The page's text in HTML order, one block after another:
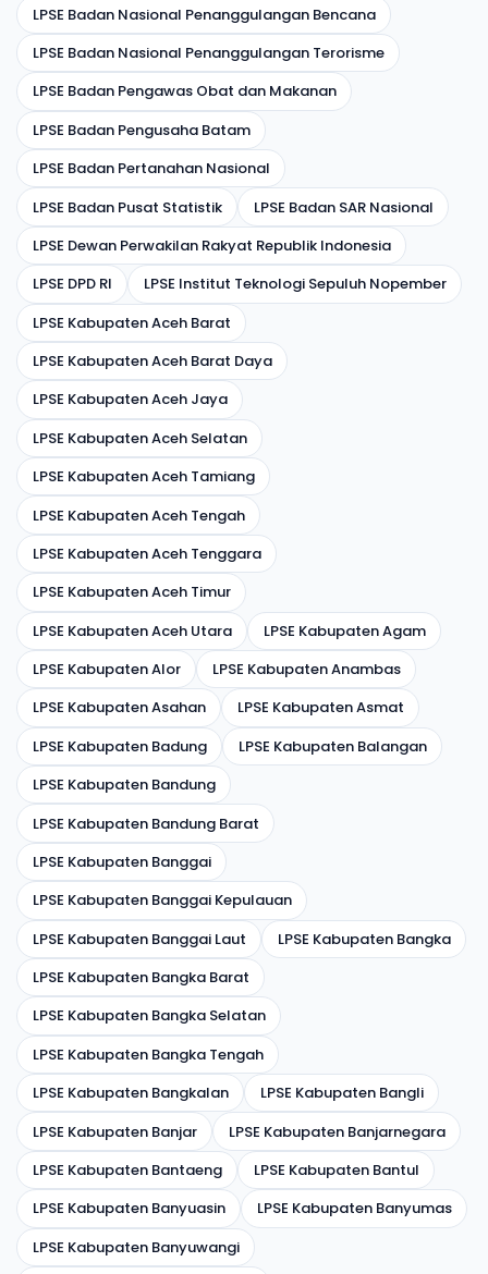
LPSE Badan Nasional Penanggulangan Bencana
LPSE Badan Nasional Penanggulangan Terorisme
LPSE Badan Pengawas Obat dan Makanan
LPSE Badan Pengusaha Batam
LPSE Badan Pertanahan Nasional
LPSE Badan Pusat Statistik
LPSE Badan SAR Nasional
LPSE Dewan Perwakilan Rakyat Republik Indonesia
LPSE DPD RI
LPSE Institut Teknologi Sepuluh Nopember
LPSE Kabupaten Aceh Barat
LPSE Kabupaten Aceh Barat Daya
LPSE Kabupaten Aceh Jaya
LPSE Kabupaten Aceh Selatan
LPSE Kabupaten Aceh Tamiang
LPSE Kabupaten Aceh Tengah
LPSE Kabupaten Aceh Tenggara
LPSE Kabupaten Aceh Timur
LPSE Kabupaten Aceh Utara
LPSE Kabupaten Agam
LPSE Kabupaten Alor
LPSE Kabupaten Anambas
LPSE Kabupaten Asahan
LPSE Kabupaten Asmat
LPSE Kabupaten Badung
LPSE Kabupaten Balangan
LPSE Kabupaten Bandung
LPSE Kabupaten Bandung Barat
LPSE Kabupaten Banggai
LPSE Kabupaten Banggai Kepulauan
LPSE Kabupaten Banggai Laut
LPSE Kabupaten Bangka
LPSE Kabupaten Bangka Barat
LPSE Kabupaten Bangka Selatan
LPSE Kabupaten Bangka Tengah
LPSE Kabupaten Bangkalan
LPSE Kabupaten Bangli
LPSE Kabupaten Banjar
LPSE Kabupaten Banjarnegara
LPSE Kabupaten Bantaeng
LPSE Kabupaten Bantul
LPSE Kabupaten Banyuasin
LPSE Kabupaten Banyumas
LPSE Kabupaten Banyuwangi